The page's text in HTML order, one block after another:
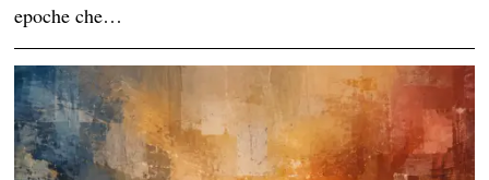
epoche che…